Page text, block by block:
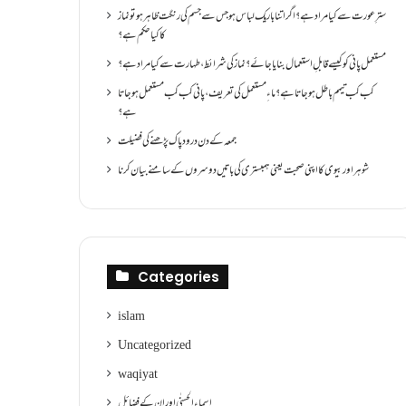
سترِ عورت سے کیا مراد ہے؟اگر اتنا باریک لباس ہو جس سے جسم کی رنگت ظاہر ہو تو نماز
کا کیا حکم ہے؟
مستعمل پانی کو کیسے قابلِ استعمال بنایا جائے؟ نماز کی شرائط ،طہارت سے کیا مراد ہے؟
کب کب تیمم باطل ہو جاتا ہے؟ ماءِ مستعمل کی تعریف ،پانی کب کب مستعمل ہو جاتا
ہے؟
جمعہ کے دن درود پاک پڑھنے کی فضیلت
شوہر اور بیوی کا اپنی صحبت یعنی ہمبستری کی باتیں دوسروں کے سامنے بیان کرنا
Categories
islam
Uncategorized
waqiyat